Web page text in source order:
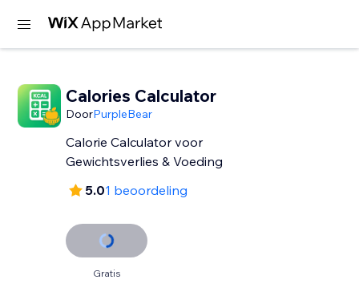
Calories Calculator
DoorPurpleBear
Calorie Calculator voor
Gewichtsverlies & Voeding
5.01 beoordeling
Gratis